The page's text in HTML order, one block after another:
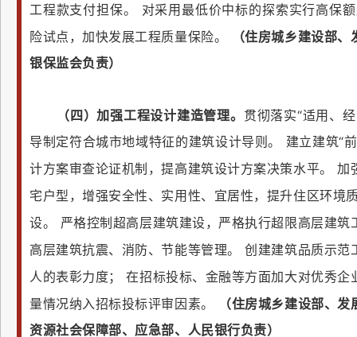
工程款支付担保。
对采用最低价中标的探索实行高保
险试点，加快发展工程质量保险。
（住房城乡建设部
银保监会负责）
（四）加强工程设计建造管理。 贯彻落实“适用、
导制定符合城市地域特征的建筑设计导则。
建立建筑“
计方案审查论证机制，提高建筑设计方案决策水平。
加
宅户型，增强安全性、实用性、宜居性，提升住区环境
设。
严格控制超高层建筑建设，严格执行超限高层建
高层建筑抗震、消防、节能等管理。
创建建筑品质示范
人的表彰力度；
在招标投标、金融等方面加大对优秀
量情况纳入招标投标评审因素。
（住房城乡建设部、
资源社会保障部、应急部、人民银行负责）